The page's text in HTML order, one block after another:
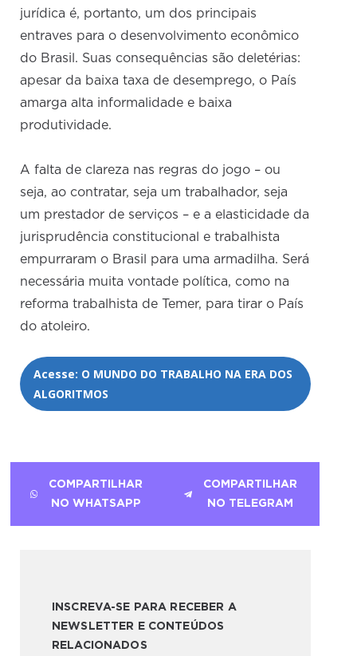
jurídica é, portanto, um dos principais
entraves para o desenvolvimento econômico
do Brasil. Suas consequências são deletérias:
apesar da baixa taxa de desemprego, o País
amarga alta informalidade e baixa
produtividade.
A falta de clareza nas regras do jogo – ou
seja, ao contratar, seja um trabalhador, seja
um prestador de serviços – e a elasticidade da
jurisprudência constitucional e trabalhista
empurraram o Brasil para uma armadilha. Será
necessária muita vontade política, como na
reforma trabalhista de Temer, para tirar o País
do atoleiro.
Acesse: O MUNDO DO TRABALHO NA ERA DOS
ALGORITMOS
COMPARTILHAR
NO WHATSAPP
COMPARTILHAR
NO TELEGRAM
INSCREVA-SE PARA RECEBER A
NEWSLETTER E CONTEÚDOS
RELACIONADOS